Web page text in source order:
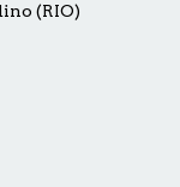
(RIO)